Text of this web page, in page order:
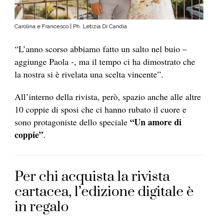
Carolina e Francesco | Ph. Letizia Di Candia
“L’anno scorso abbiamo fatto un salto nel buio –
aggiunge Paola -, ma il tempo ci ha dimostrato che
la nostra si è rivelata una scelta vincente”.
All’interno della rivista, però, spazio anche alle altre
10 coppie di sposi che ci hanno rubato il cuore e
sono protagoniste dello speciale “Un amore di
coppie”.
Per chi acquista la rivista
cartacea, l’edizione digitale è
in regalo